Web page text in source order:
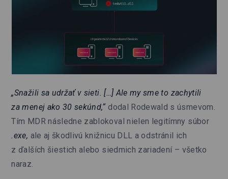
„Snažili sa udržať v sieti. […] Ale my sme to zachytili
za menej ako 30 sekúnd,“ dodal Rodewald s úsmevom.
Tím MDR následne zablokoval nielen legitímny súbor
.exe, ale aj škodlivú knižnicu DLL a odstránil ich
z ďalších šiestich alebo siedmich zariadení – všetko
naraz.